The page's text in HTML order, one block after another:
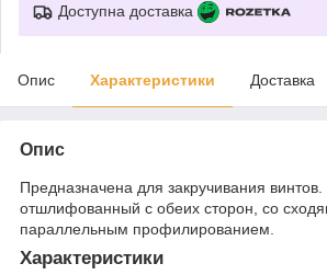
Доступна доставка
Опис Характеристики Доставка
Опис
Предназначена для закручивания
отшлифованный с обеих сторон, со
параллельным профилированием.
Характеристики